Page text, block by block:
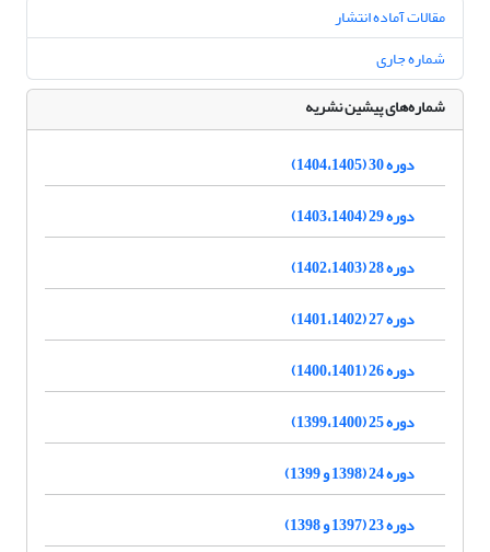
مقالات آماده انتشار
شماره جاری
شماره‌های پیشین نشریه
دوره 30 (1404،1405)
دوره 29 (1403،1404)
دوره 28 (1402،1403)
دوره 27 (1401،1402)
دوره 26 (1400،1401)
دوره 25 (1399،1400)
دوره 24 (1398 و 1399)
دوره 23 (1397 و 1398)